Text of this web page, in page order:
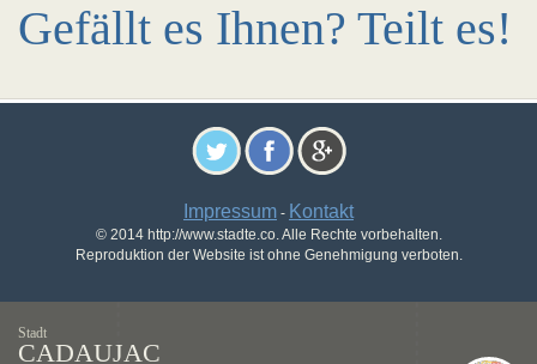
Gefällt es Ihnen? Teilt es!
Impressum - Kontakt
© 2014 http://www.stadte.co. Alle Rechte vorbehalten.
Reproduktion der Website ist ohne Genehmigung verboten.
Stadt
CADAUJAC